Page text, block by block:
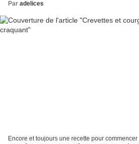
Par adelices
Encore et toujours une recette pour